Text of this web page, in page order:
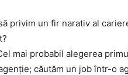
privim un fir narativ al
mai probabil alegerea
căutăm un job într-o